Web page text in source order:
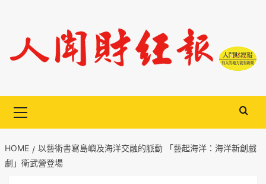
content
Menu
HOME
以藝術書寫島嶼及海洋交融的脈動 「藝起海洋：海洋新創戲
劇」衛武營登場